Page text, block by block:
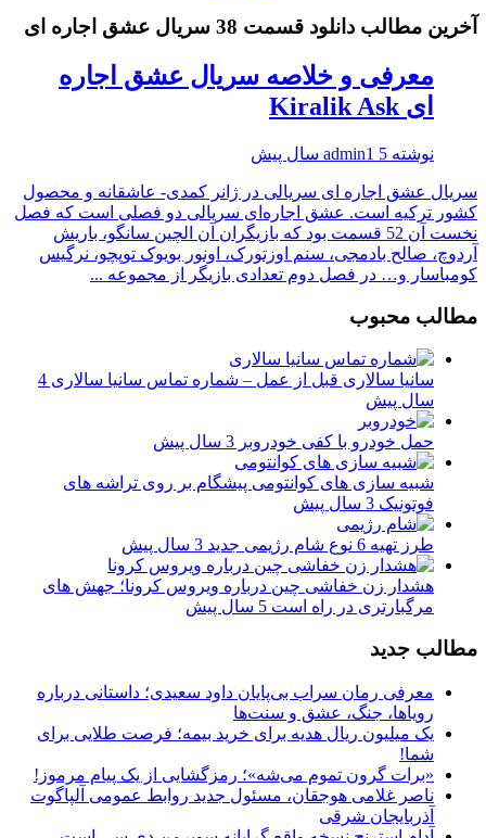
آخرین مطالب دانلود قسمت 38 سریال عشق اجاره ای
معرفی و خلاصه سریال عشق اجاره
ای Kiralik Ask
نوشته admin1 5 سال پیش
سریال عشق اجاره ای سریالی در ژانر کمدی- عاشقانه و محصول
کشور ترکیه است. عشق اجاره‌ای سریالی دو فصلی است که فصل
نخست آن 52 قسمت بود که بازیگران آن الچین سانگو، باریش
آردوچ، صالح بادمجی، سنم اوزتورک، اونور بویوک توپچو، نرگیس
کومباسار و… در فصل دوم تعدادی بازیگر از مجموعه ...
مطالب محبوب
سانیا سالاری قبل از عمل – شماره تماس سانیا سالاری 4
سال پیش
حمل خودرو با کفی خودروبر 3 سال پیش
شبیه سازی های کوانتومی پیشگام بر روی تراشه های
فوتونیک 3 سال پیش
طرز تهیه 6 نوع شام رژیمی جدید 3 سال پیش
هشدار زن خفاشی چین درباره ویروس کرونا؛ جهش های
مرگبارتری در راه است 5 سال پیش
مطالب جدید
معرفی رمان سراب بی‌پایان داود سعیدی؛ داستانی درباره
رویاها، جنگ، عشق و سنت‌ها
یک میلیون ریال هدیه برای خرید بیمه؛ فرصت طلایی برای
شما!
«برات گرون تموم می‌شه»؛ رمزگشایی از یک پیام مرموز!
ناصر غلامی هوجقان، مسئول جدید روابط عمومی آلپاگوت
آذربایجان شرقی